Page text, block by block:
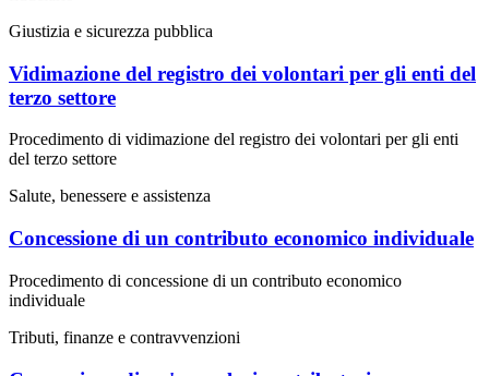
Giustizia e sicurezza pubblica
Vidimazione del registro dei volontari per gli enti del
terzo settore
Procedimento di vidimazione del registro dei volontari per gli enti
del terzo settore
Salute, benessere e assistenza
Concessione di un contributo economico individuale
Procedimento di concessione di un contributo economico
individuale
Tributi, finanze e contravvenzioni